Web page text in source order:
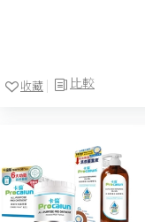
比較
收藏